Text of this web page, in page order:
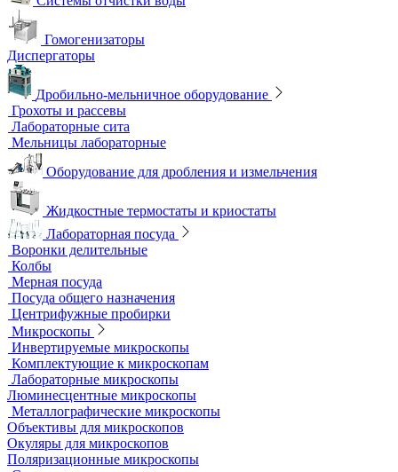
Шейкеры и Встряхиватели (вортексы)
Экстракторы
Водоподготовка
Бидистилляторы
Системы отчистки воды
Гомогенизаторы
Диспергаторы
Дробильно-мельничное оборудование
Грохоты и рассевы
Лабораторные сита
Мельницы лабораторные
Оборудование для дробления и измельчения
Жидкостные термостаты и криостаты
Лабораторная посуда
Воронки делительные
Колбы